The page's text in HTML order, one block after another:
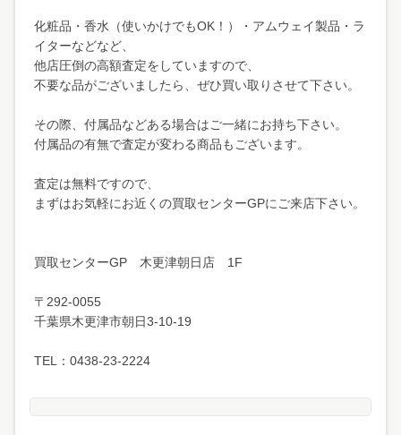
化粧品・香水（使いかけでもOK！）・アムウェイ製品・ラ
イターなどなど、
他店圧倒の高額査定をしていますので、
不要な品がございましたら、ぜひ買い取りさせて下さい。
その際、付属品などある場合はご一緒にお持ち下さい。
付属品の有無で査定が変わる商品もございます。
査定は無料ですので、
まずはお気軽にお近くの買取センターGPにご来店下さい。
買取センターGP 木更津朝日店 1F
〒292-0055
千葉県木更津市朝日3-10-19
TEL：0438-23-2224